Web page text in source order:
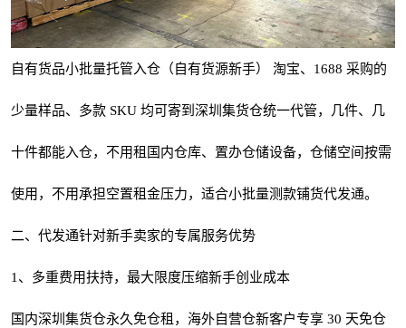
自有货品小批量托管入仓（自有货源新手） 淘宝、1688 采购的
少量样品、多款 SKU 均可寄到深圳集货仓统一代管，几件、几
十件都能入仓，不用租国内仓库、置办仓储设备，仓储空间按需
使用，不用承担空置租金压力，适合小批量测款铺货代发通。
二、代发通针对新手卖家的专属服务优势
1、多重费用扶持，最大限度压缩新手创业成本
国内深圳集货仓永久免仓租，海外自营仓新客户专享 30 天免仓